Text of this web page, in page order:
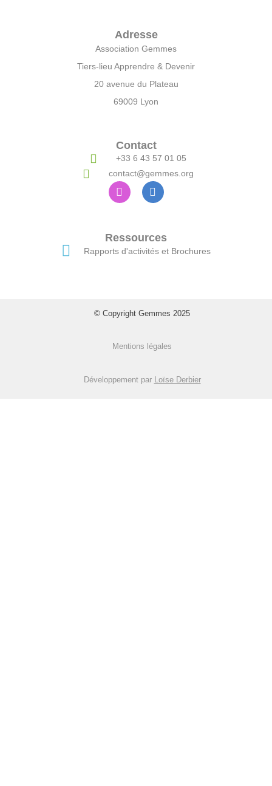
Adresse
Association Gemmes
Tiers-lieu Apprendre & Devenir
20 avenue du Plateau
69009 Lyon
Contact
+33 6 43 57 01 05
contact@gemmes.org
Ressources
Rapports d'activités et Brochures
© Copyright Gemmes 2025
Mentions légales
Développement par Loïse Derbier